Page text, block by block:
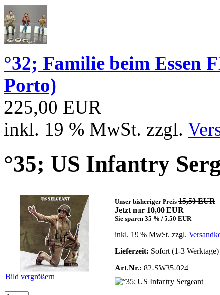
°32; Familie beim Essen
Porto)
225,00 EUR
inkl. 19 % MwSt. zzgl.
°35; US Infantry
Bild vergrößern
Unser bisheriger Preis 15,50 EUR
Jetzt nur 10,00 EUR
Sie sparen 35 % / 5,50 EUR
inkl. 19 % MwSt. zzgl.
Lieferzeit: Sofort (1-3 Werktage)
Art.Nr.: 82-SW35-024